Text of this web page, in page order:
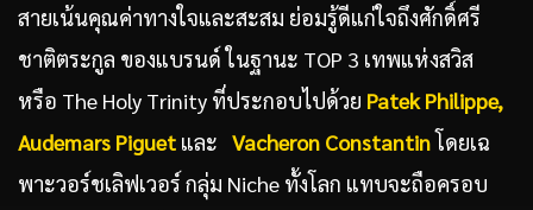
สายเน้นคุณค่าทางใจและสะสม ย่อมรู้ดีแก่ใจถึงศักดิ์ศรี
ชาติตระกูล ของแบรนด์ ในฐานะ TOP 3 เทพแห่งสวิส
หรือ The Holy Trinity ที่ประกอบไปด้วย Patek Philippe,
Audemars Piguet และ Vacheron Constantinโดยเฉ
พาะวอร์ชเลิฟเวอร์ กลุ่ม Niche ทั้งโลก แทบจะถือครอบ